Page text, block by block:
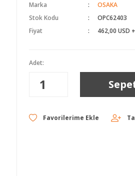
Marka
OSAKA
Stok Kodu
OPC62403
Fiyat
462,00 USD
Adet: